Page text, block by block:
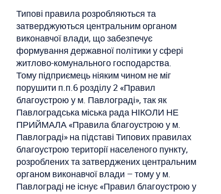
Типові правила розробляються та
затверджуються центральним органом
виконавчої влади, що забезпечує
формування державної політики у сфері
житлово-комунального господарства.
Тому підприємець ніяким чином не міг
порушити п.п.6 розділу 2 «Правил
благоустрою у м. Павлограді», так як
Павлоградська міська рада НІКОЛИ НЕ
ПРИЙМАЛА «Правила благоустрою у м.
Павлограді» на підставі Типових правилах
благоустрою території населеного пункту,
розроблених та затверджених центральним
органом виконавчої влади – тому у м.
Павлограді не існує «Правил благоустрою у